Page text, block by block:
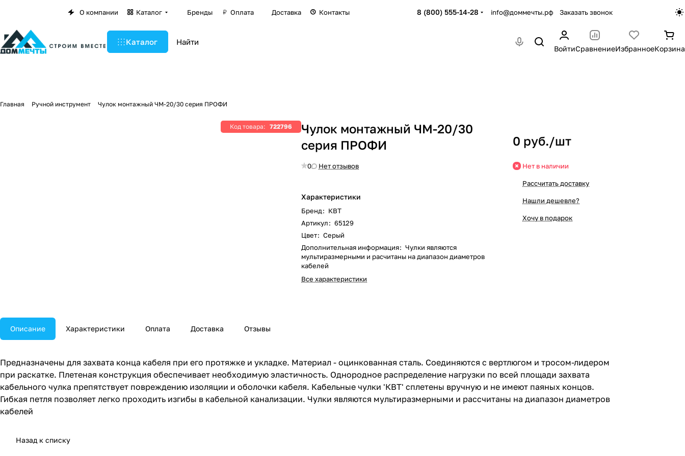
О компании Каталог Бренды Оплата Доставка Контакты 8 (800) 555-14-28 info@доммечты.рф Заказать звонок
Каталог
ВойтиСравнениеИзбранноеКорзина
Главная Ручной инструмент Чулок монтажный ЧМ-20/30 серия ПРОФИ
Код товара: 722796
Чулок монтажный ЧМ-20/30
серия ПРОФИ
0 Нет отзывов
Характеристики
Бренд: КВТ
Артикул: 65129
Цвет: Серый
Дополнительная информация: Чулки являются
мультиразмерными и расчитаны на диапазон диаметров
кабелей
Все характеристики
0 руб./шт
Нет в наличии
Рассчитать доставку
Нашли дешевле?
Хочу в подарок
Описание Характеристики Оплата Доставка Отзывы
Предназначены для захвата конца кабеля при его протяжке и укладке. Материал - оцинкованная сталь. Соединяются с вертлюгом и тросом-лидером
при раскатке. Плетеная конструкция обеспечивает необходимую эластичность. Однородное распределение нагрузки по всей площади захвата
кабельного чулка препятствует повреждению изоляции и оболочки кабеля. Кабельные чулки 'КВТ' сплетены вручную и не имеют паяных концов.
Гибкая петля позволяет легко проходить изгибы в кабельной канализации. Чулки являются мультиразмерными и рассчитаны на диапазон диаметров
кабелей
Назад к списку